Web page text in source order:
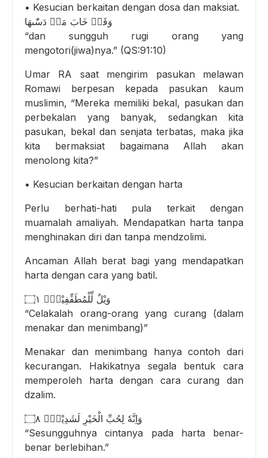
• Kesucian berkaitan dengan dosa dan maksiat.
وَقَدۡ خَابَ مَنۡ دَسّٰٮهَا
“dan sungguh rugi orang yang
mengotori(jiwa)nya.” (QS:91:10)
Umar RA saat mengirim pasukan melawan
Romawi berpesan kepada pasukan kaum
muslimin, “Mereka memiliki bekal, pasukan dan
perbekalan yang banyak, sedangkan kita
pasukan, bekal dan senjata terbatas, maka jika
kita bermaksiat bagaimana Allah akan
menolong kita?”
• Kesucian berkaitan dengan harta
Perlu berhati-hati pula terkait dengan
muamalah amaliyah. Mendapatkan harta tanpa
menghinakan diri dan tanpa mendzolimi.
Ancaman Allah berat bagi yang mendapatkan
harta dengan cara yang batil.
وَيْلٌ لِّلْمُطَفِّفِيْنَۙ ۝١
“Celakalah orang-orang yang curang (dalam
menakar dan menimbang)”
Menakar dan menimbang hanya contoh dari
kecurangan. Hakikatnya segala bentuk cara
memperoleh harta dengan cara curang dan
dzalim.
وَاِنَّهٗ لِحُبِّ الْخَيْرِ لَشَدِيْدٌۗ ۝٨
“Sesungguhnya cintanya pada harta benar-
benar berlebihan.”